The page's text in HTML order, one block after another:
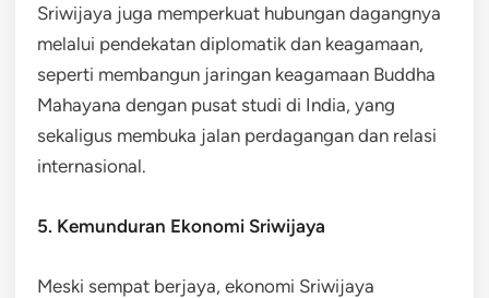
Sriwijaya juga memperkuat hubungan dagangnya
melalui pendekatan diplomatik dan keagamaan,
seperti membangun jaringan keagamaan Buddha
Mahayana dengan pusat studi di India, yang
sekaligus membuka jalan perdagangan dan relasi
internasional.
5. Kemunduran Ekonomi Sriwijaya
Meski sempat berjaya, ekonomi Sriwijaya